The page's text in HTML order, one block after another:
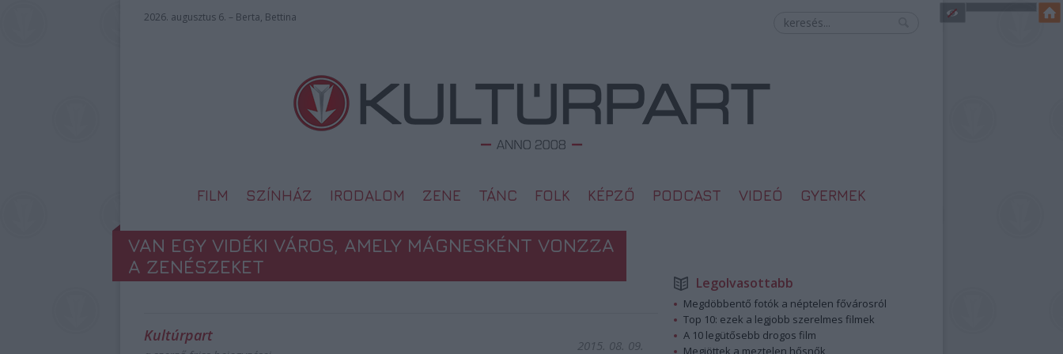
2026. augusztus 6. – Berta, Bettina
FILM SZÍNHÁZ IRODALOM ZENE TÁNC FOLK KÉPZŐ PODCAST VIDEÓ GYERMEK
VAN EGY VIDÉKI VÁROS, AMELY MÁGNESKÉNT VONZZA
A ZENÉSZEKET
Kultúrpart
2015. 08. 09.
Legolvasottabb
Megdöbbentő fotók a néptelen fővárosról
Top 10: ezek a legjobb szerelmes filmek
A 10 legütősebb drogos film
Megjöttek a meztelen hősnők